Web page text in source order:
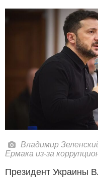
Владимир
Ермака из-за
Президент Украины